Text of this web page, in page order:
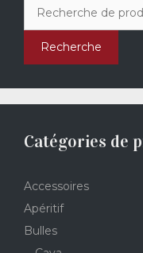
pour :
Recherche
Catégories de
Accessoires
Apéritif
Bulles